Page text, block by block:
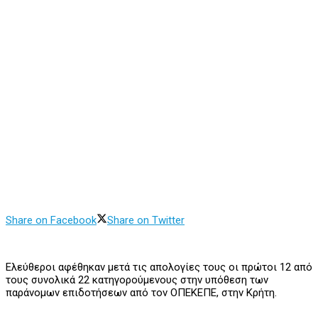
Share on Facebook Share on Twitter
Ελεύθεροι αφέθηκαν μετά τις απολογίες τους οι πρώτοι 12 από
τους συνολικά 22 κατηγορούμενους στην υπόθεση των
παράνομων επιδοτήσεων από τον ΟΠΕΚΕΠΕ, στην Κρήτη.